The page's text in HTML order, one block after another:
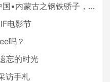
•内蒙古之钢铁骄子，魅力包头
电影节
吗？
忘的时光
访手札